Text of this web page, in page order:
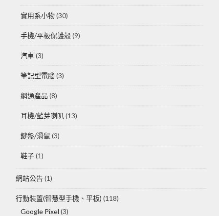
實用系小物(30)
手機/平板保護殼(9)
汽車 (3)
筆記型電腦(3)
網通產品 (8)
耳機/藍芽喇叭 (13)
鍵盤/滑鼠 (3)
鞋子(1)
網站公告(1)
行動裝置(智慧型手機、平板) (118)
Google Pixel (3)